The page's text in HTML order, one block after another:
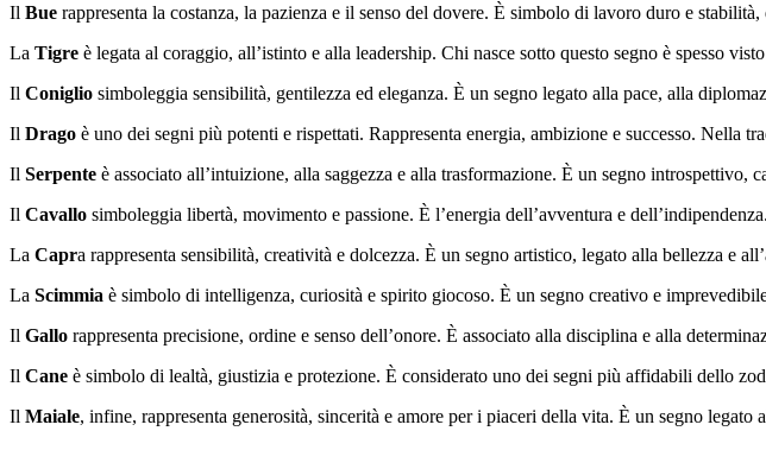
Il Bue rappresenta la costanza, la pazienza e il senso del dovere. È simbolo di lavoro duro e
La Tigre è legata al coraggio, all’istinto e alla leadership. Chi nasce sotto questo segno è spesso
Il Coniglio simboleggia sensibilità, gentilezza ed eleganza. È un segno legato alla pace, alla
Il Drago è uno dei segni più potenti e rispettati. Rappresenta energia, ambizione e successo. Nella
Il Serpente è associato all’intuizione, alla saggezza e alla trasformazione. È un segno introspettivo,
Il Cavallo simboleggia libertà, movimento e passione. È l’energia dell’avventura e dell’indipendenza.
La Capra rappresenta sensibilità, creatività e dolcezza. È un segno artistico, legato alla bellezza e
La Scimmia è simbolo di intelligenza, curiosità e spirito giocoso. È un segno creativo e
Il Gallo rappresenta precisione, ordine e senso dell’onore. È associato alla disciplina e alla
Il Cane è simbolo di lealtà, giustizia e protezione. È considerato uno dei segni più affidabili dello
Il Maiale, infine, rappresenta generosità, sincerità e amore per i piaceri della vita. È un segno legato